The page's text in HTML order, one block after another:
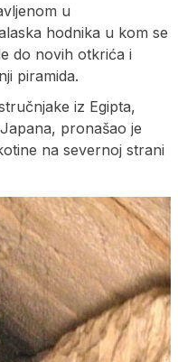
u
hodnika u kom se
do novih otkrića i
piramida.
iz Egipta,
pronašao je
na severnoj strani